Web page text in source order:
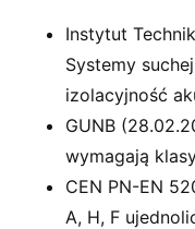
Instytut
Systemy
izolacyjność
GUNB
wymagają
CEN PN-EN
A, H, F